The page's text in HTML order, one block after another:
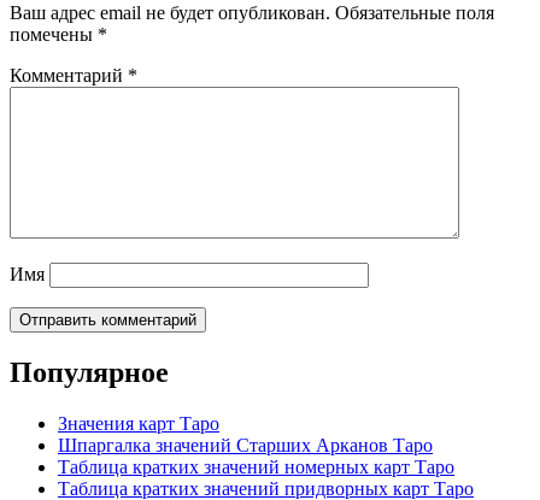
Ваш адрес email не будет опубликован. Обязательные поля
помечены *
Комментарий *
Имя
Популярное
Значения карт Таро
Шпаргалка значений Старших Арканов Таро
Таблица кратких значений номерных карт Таро
Таблица кратких значений придворных карт Таро